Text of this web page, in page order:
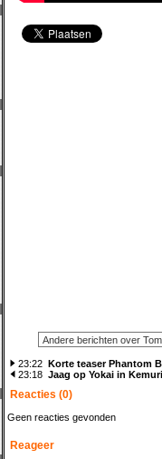
23:22 Korte teaser Phantom
23:18 Jaag op Yokai in
Reacties (0)
Geen reacties gevonden
Reageer